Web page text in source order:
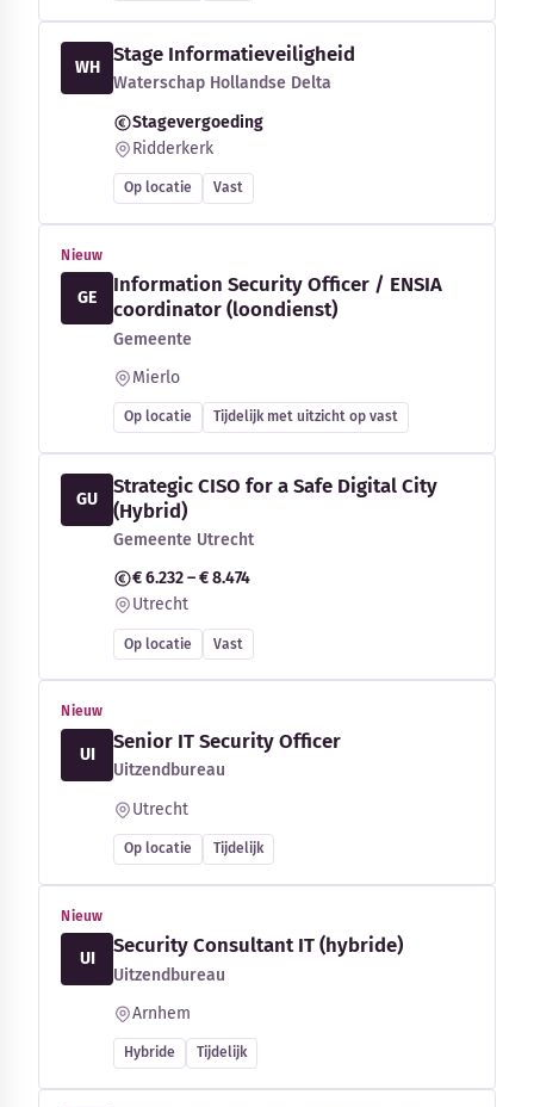
WH
Stage Informatieveiligheid
Waterschap Hollandse Delta
Stagevergoeding
Ridderkerk
Op locatie Vast
Nieuw
GE
Information Security Officer / ENSIA
coordinator (loondienst)
Gemeente
Mierlo
Op locatie Tijdelijk met uitzicht op vast
GU
Strategic CISO for a Safe Digital City
(Hybrid)
Gemeente Utrecht
€ 6.232 – € 8.474
Utrecht
Op locatie Vast
Nieuw
UI
Senior IT Security Officer
Uitzendbureau
Utrecht
Op locatie Tijdelijk
Nieuw
UI
Security Consultant IT (hybride)
Uitzendbureau
Arnhem
Hybride Tijdelijk